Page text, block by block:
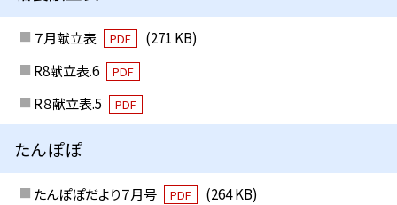
７月献立表 PDF
(271 KB)
R8献立表.6
PDF
R８献立表.5 PDF
たんぽぽ
たんぽぽだより７月号 PDF
(264 KB)